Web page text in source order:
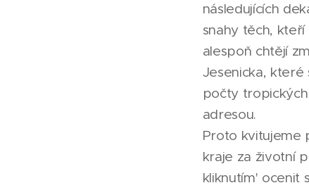
následujících
snahy těch,
alespoň chtějí
Jesenicka,
počty
adresou.
Proto kvitujeme
kraje za životní
kliknutím' ocenit